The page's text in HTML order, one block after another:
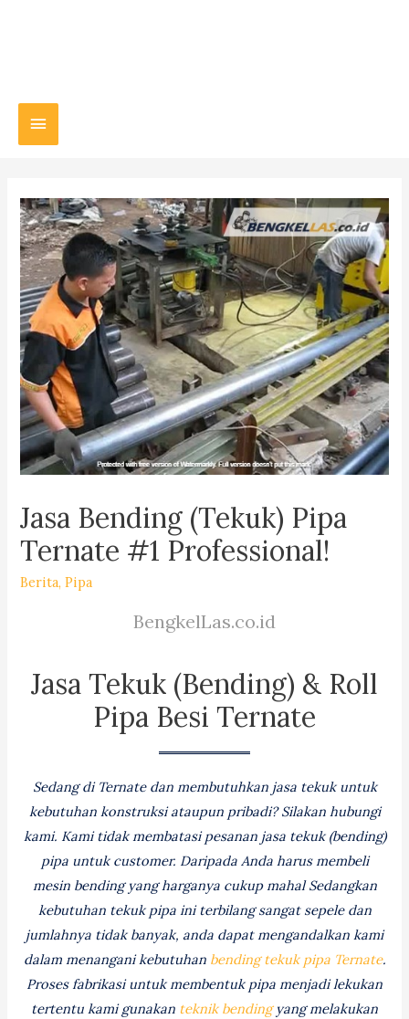
Main
Jasa Bending (Tekuk) Pipa
Ternate #1 Professional!
Berita,Pipa
BengkelLas.co.id
Jasa Tekuk (Bending) & Roll
Pipa Besi Ternate
Sedang di Ternate dan membutuhkan jasa tekuk untuk
kebutuhan konstruksi ataupun pribadi? Silakan hubungi
kami. Kami tidak membatasi pesanan jasa tekuk (bending)
pipa untuk customer. Daripada Anda harus membeli
mesin bending yang harganya cukup mahal Sedangkan
kebutuhan tekuk pipa ini terbilang sangat sepele dan
jumlahnya tidak banyak, anda dapat mengandalkan kami
dalam menangani kebutuhan bending tekuk pipa Ternate.
Proses fabrikasi untuk membentuk pipa menjadi lekukan
tertentu kami gunakan teknik bendingyang melakukan